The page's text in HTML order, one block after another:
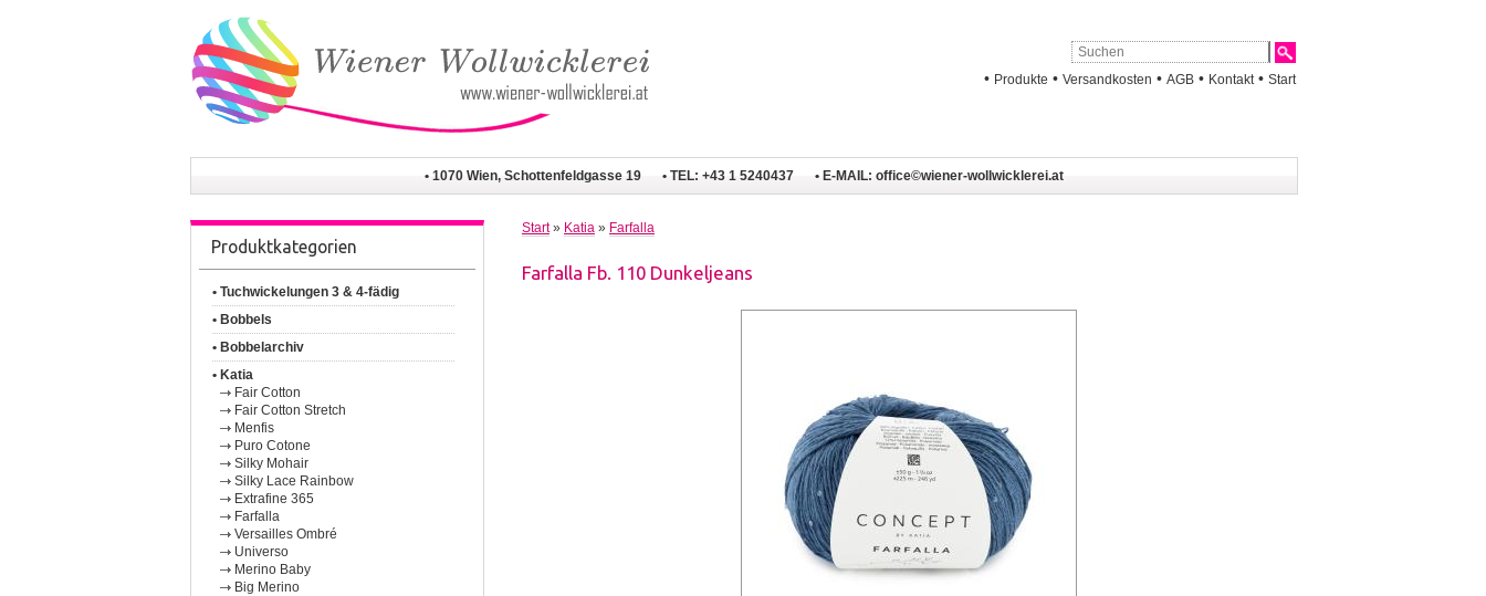
• Produkte • Versandkosten • AGB • Kontakt • Start
• 1070 Wien, Schottenfeldgasse 19 • TEL: +43 1 5240437 • E-MAIL:office©wiener-wollwicklerei.at
Produktkategorien
• Tuchwickelungen 3 & 4-fädig
• Bobbels
• Bobbelarchiv
• Katia
Fair Cotton
Fair Cotton Stretch
Menfis
Puro Cotone
Silky Mohair
Silky Lace Rainbow
Extrafine 365
Farfalla
Versailles Ombré
Universo
Merino Baby
Big Merino
Start» Katia » Farfalla
Farfalla Fb. 110 Dunkeljeans